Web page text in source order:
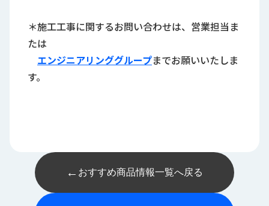
＊施工工事に関するお問い合わせは、営業担当ま
たは
エンジニアリンググループまでお願いいたしま
す。
← おすすめ商品情報一覧へ戻る